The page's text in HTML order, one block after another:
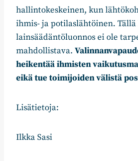
hallintokeskeinen, kun
ihmis- ja potilaslähtöinen.
lainsäädäntöluonnos ei ole
mahdollistava.
heikentää ihmisten
eikä tue toimijoiden välistä
Lisätietoja:
Ilkka Sasi